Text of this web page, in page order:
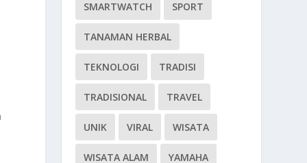
SMARTWATCH SPORT
TANAMAN HERBAL
TEKNOLOGI TRADISI
TRADISIONAL TRAVEL
UNIK VIRAL WISATA
WISATA ALAM YAMAHA